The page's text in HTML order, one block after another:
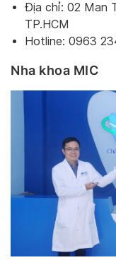
Địa chỉ: 02 Man
TP.HCM
Hotline: 0963
Nha khoa MIC